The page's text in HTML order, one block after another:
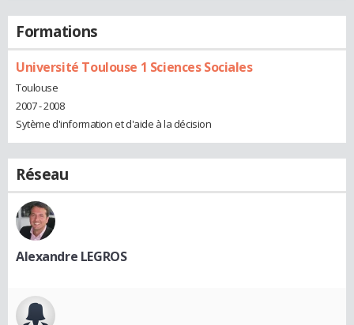
Formations
Université Toulouse 1 Sciences Sociales
Toulouse
2007 - 2008
Sytème d'information et d'aide à la décision
Réseau
Alexandre LEGROS